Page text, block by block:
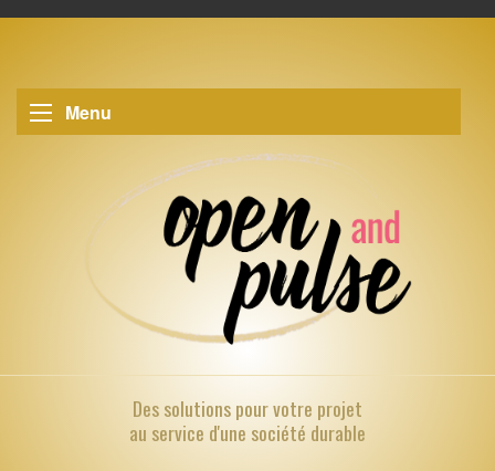
Menu
Des solutions pourvotre projet
au service d'une société durable